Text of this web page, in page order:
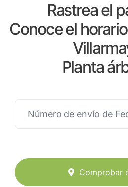
Rastrea el
Conoce el
Planta
Comprobar